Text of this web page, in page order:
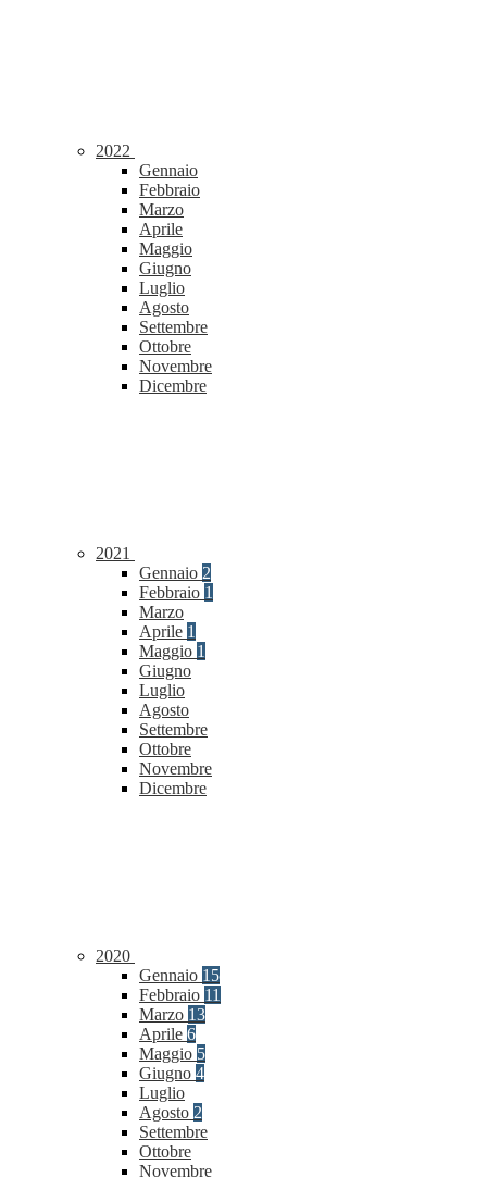
2022
Gennaio
Febbraio
Marzo
Aprile
Maggio
Giugno
Luglio
Agosto
Settembre
Ottobre
Novembre
Dicembre
2021
Gennaio 2
Febbraio 1
Marzo
Aprile 1
Maggio 1
Giugno
Luglio
Agosto
Settembre
Ottobre
Novembre
Dicembre
2020
Gennaio 15
Febbraio 11
Marzo 13
Aprile 6
Maggio 5
Giugno 4
Luglio
Agosto 2
Settembre
Ottobre
Novembre